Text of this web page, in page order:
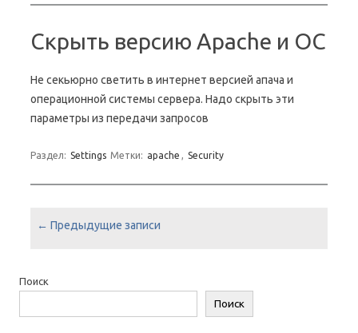
Скрыть версию Apache и ОС
Не секьюрно светить в интернет версией апача и
операционной системы сервера. Надо скрыть эти
параметры из передачи запросов
Раздел: Settings Метки: apache , Security
Навигация по записям
← Предыдущие записи
Поиск
Поиск